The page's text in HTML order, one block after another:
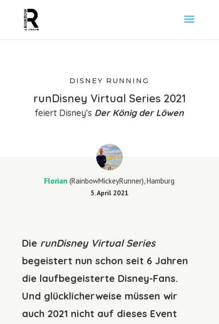
DISNEY RUNNING
runDisney Virtual Series 2021
feiert Disney’s Der König der Löwen
Florian(RainbowMickeyRunner), Hamburg
5. April 2021
Die runDisney Virtual Series
begeistert nun schon seit 6 Jahren
die laufbegeisterte Disney-Fans.
Und glücklicherweise müssen wir
auch 2021 nicht auf dieses Event